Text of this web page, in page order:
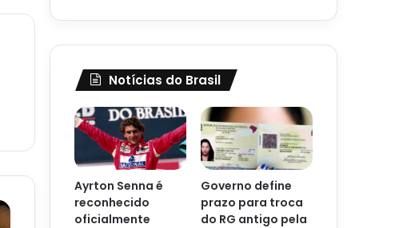
Notícias do Brasil
Ayrton Senna é
reconhecido
oficialmente
Governo define
prazo para troca
do RG antigo pela